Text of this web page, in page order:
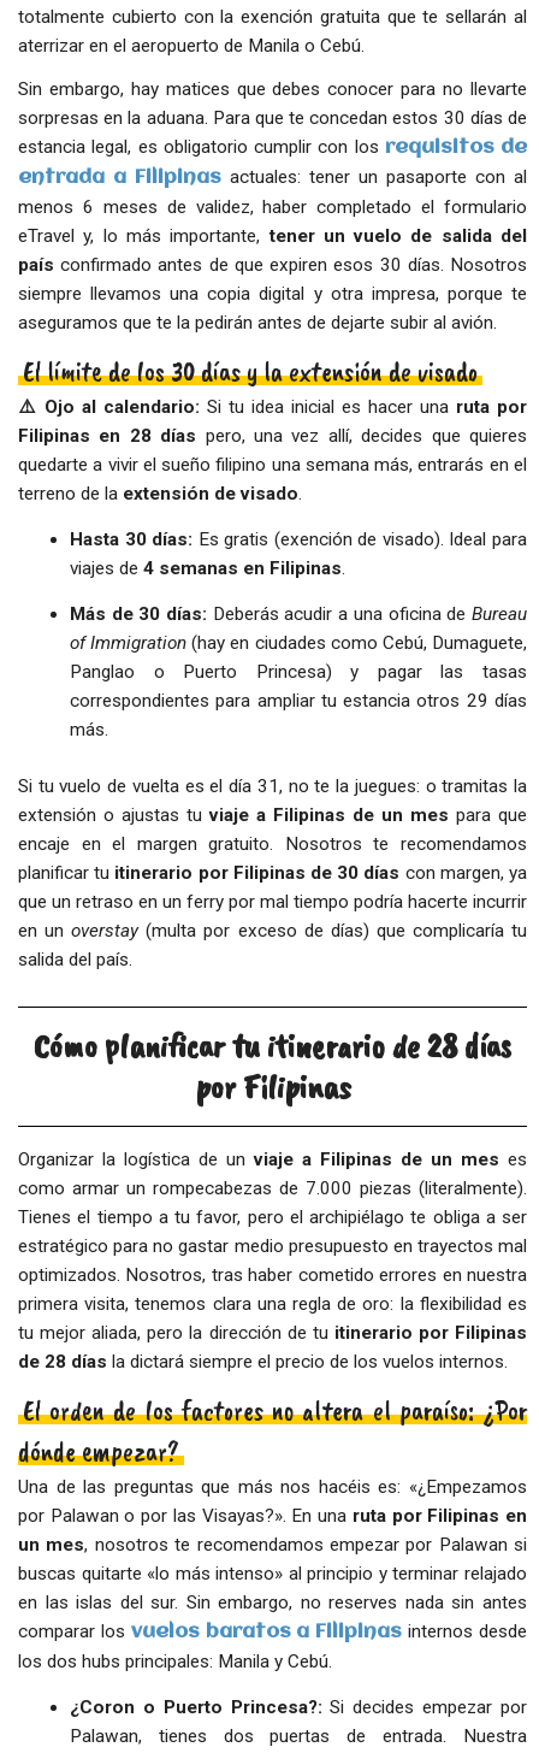
totalmente cubierto con la exención gratuita que te sellarán al
aterrizar en el aeropuerto de Manila o Cebú.
Sin embargo, hay matices que debes conocer para no llevarte
sorpresas en la aduana. Para que te concedan estos 30 días de
estancia legal, es obligatorio cumplir con los requisitos de
entrada a Filipinas actuales: tener un pasaporte con al
menos 6 meses de validez, haber completado el formulario
eTravel y, lo más importante,tener un vuelo de salida del
país confirmado antes de que expiren esos 30 días. Nosotros
siempre llevamos una copia digital y otra impresa, porque te
aseguramos que te la pedirán antes de dejarte subir al avión.
El límite de los 30 días y la extensión de visado
⚠️ Ojo al calendario: Si tu idea inicial es hacer una ruta por
Filipinas en 28 días pero, una vez allí, decides que quieres
quedarte a vivir el sueño filipino una semana más, entrarás en el
terreno de la extensión de visado
Hasta 30 días: Es gratis (exención de visado). Ideal para
viajes de 4 semanas en Filipinas
Más de 30 días: Deberás acudir a una oficina deBureau
of Immigration (hay en ciudades como Cebú, Dumaguete,
Panglao o Puerto Princesa) y pagar las tasas
correspondientes para ampliar tu estancia otros 29 días
más.
Si tu vuelo de vuelta es el día 31, no te la juegues: o tramitas la
extensión o ajustas tuviaje a Filipinas de un mes para que
encaje en el margen gratuito. Nosotros te recomendamos
planificar tu itinerario por Filipinas de 30 días con margen, ya
que un retraso en un ferry por mal tiempo podría hacerte incurrir
en unoverstay(multa por exceso de días) que complicaría tu
salida del país.
Cómo planificar tu itinerario de 28 días
por Filipinas
Organizar la logística de unviaje a Filipinas de un mes es
como armar un rompecabezas de 7.000 piezas (literalmente).
Tienes el tiempo a tu favor, pero el archipiélago te obliga a ser
estratégico para no gastar medio presupuesto en trayectos mal
optimizados. Nosotros, tras haber cometido errores en nuestra
primera visita, tenemos clara una regla de oro: la flexibilidad es
tu mejor aliada, pero la dirección de tu itinerario por Filipinas
de 28 días la dictará siempre el precio de los vuelos internos.
El orden de los factores no altera el paraíso: ¿Por
dónde empezar?
Una de las preguntas que más nos hacéis es: «¿Empezamos
por Palawan o por las Visayas?». En una ruta por Filipinas en
un mes, nosotros te recomendamos empezar por Palawan si
buscas quitarte «lo más intenso» al principio y terminar relajado
en las islas del sur. Sin embargo, no reserves nada sin antes
comparar los vuelos baratos a Filipinas internos desde
los dos hubs principales: Manila y Cebú.
¿Coron o Puerto Princesa?: Si decides empezar por
Palawan, tienes dos puertas de entrada. Nuestra